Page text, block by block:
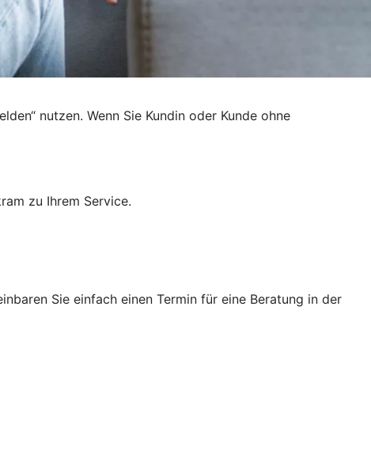
nutzen. Wenn Sie Kundin oder Kunde ohne
zu Ihrem Service.
Sie einfach einen Termin für eine Beratung in der